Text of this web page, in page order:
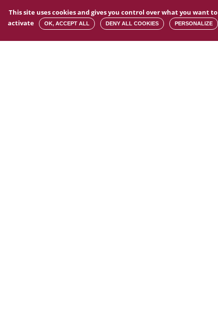
This site uses cookies and gives you control over what you want to
activate
OK, ACCEPT ALL DENY ALL COOKIES PERSONALIZE